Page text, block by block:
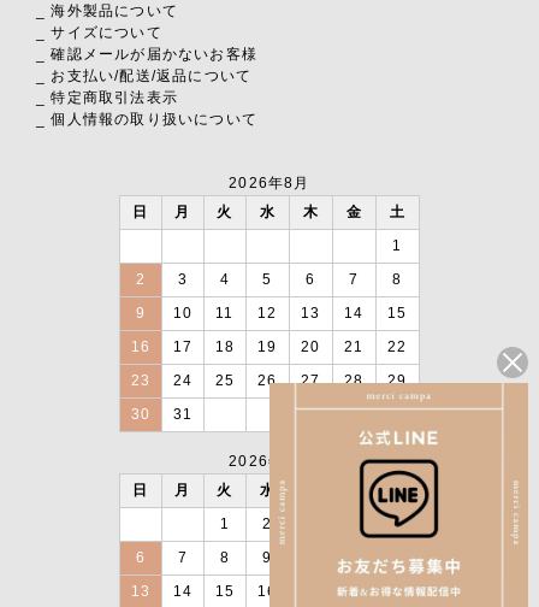
_ 海外製品について
_ サイズについて
_ 確認メールが届かないお客様
_ お支払い/配送/返品について
_ 特定商取引法表示
_ 個人情報の取り扱いについて
2026年8月
日
月 火 水 木 金
土
1
2
3 4 5 6 7
8
9
10 11 12 13 14
15
16
17 18 19 20 21
22
23
24 25 26 27 28
29
30
31
2026年9月
日
月 火 水
土
1
2
5
6
7 8 9 11
12
13
14 15 16 18 19